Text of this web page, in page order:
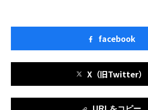
facebook
X（旧Twitter）